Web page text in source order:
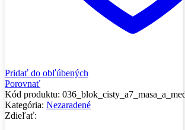
Pridať do obľúbených
Porovnať
Kód produktu:
Kategória: Nezaradené
Zdieľať: